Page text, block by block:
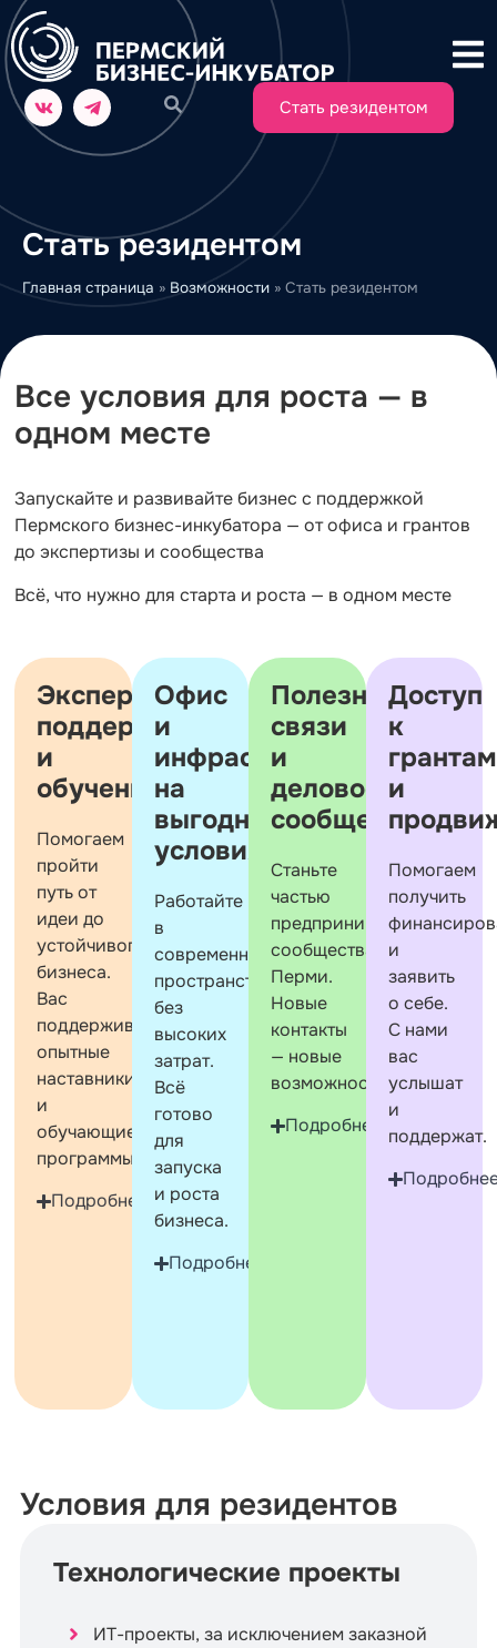
Стать резидентом
Стать резидентом
Главная страница » Возможности » Стать резидентом
Все условия для роста — в
одном месте
Запускайте и развивайте бизнес с поддержкой
Пермского бизнес-инкубатора — от офиса и грантов
до экспертизы и сообщества
Всё, что нужно для старта и роста — в одном месте
Экспертная
поддержка
и
обучение
Помогаем
пройти
путь от
идеи до
устойчивого
бизнеса.
Вас
поддерживают
опытные
наставники
и
обучающие
программы.
Подробнее
Офис
и
инфраструктура
на
выгодных
условиях
Работайте
в
современном
пространстве
без
высоких
затрат.
Всё
готово
для
запуска
и роста
бизнеса.
Подробнее
Полезные
связи
и
деловое
сообщество
Станьте
частью
предпринимательского
сообщества
Перми.
Новые
контакты
— новые
возможности.
Подробнее
Доступ
к
грантам
и
Помогаем
получить
и
заявить
о себе.
С нами
вас
услышат
и
поддержат.
Условия для резидентов
Технологические проекты
ИТ-проекты, за исключением заказной